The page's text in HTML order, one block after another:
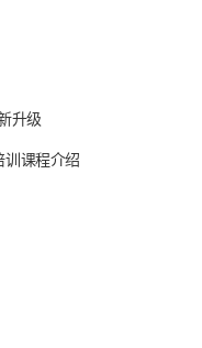
升级
训课程介绍